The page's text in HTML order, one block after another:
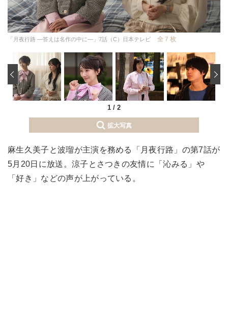
「月夜行路 ―答えは名作の中に―」7話（C）日本テレビ 全 7 枚
1 / 2
‹
拡大写真
麻生久美子と波瑠が主演を務める「月夜行路」の第7話が
5月20日に放送。涼子とさつきの友情に「沁みる」や
「好き」などの声が上がっている。